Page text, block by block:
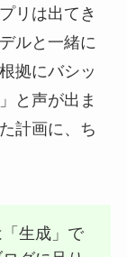
リは出てき
ルと一緒に
拠にバシッ
と声が出ま
計画に、ち
「生成」で